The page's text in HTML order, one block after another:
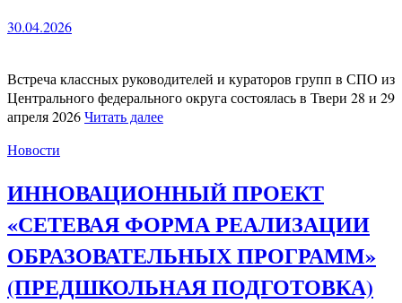
30.04.2026
Встреча классных руководителей и кураторов групп в СПО из
Центрального федерального округа состоялась в Твери 28 и 29
апреля 2026Читать далее
Новости
ИННОВАЦИОННЫЙ ПРОЕКТ
«СЕТЕВАЯ ФОРМА РЕАЛИЗАЦИИ
ОБРАЗОВАТЕЛЬНЫХ ПРОГРАММ»
(ПРЕДШКОЛЬНАЯ ПОДГОТОВКА)